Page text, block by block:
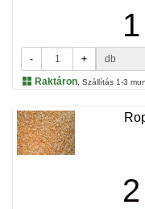
- + db
Raktáron , Szállítás 1-3